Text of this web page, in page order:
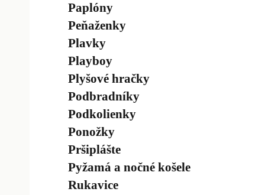
Paplóny
Peňaženky
Plavky
Playboy
Plyšové hračky
Podbradníky
Podkolienky
Ponožky
Pršiplášte
Pyžamá a nočné košele
Rukavice